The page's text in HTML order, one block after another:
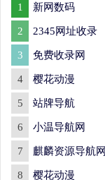
1 新网数码
2 2345网址收录
3 免费收录网
4 樱花动漫
5 站牌导航
6 小温导航网
7 麒麟资源导航网
8 樱花动漫